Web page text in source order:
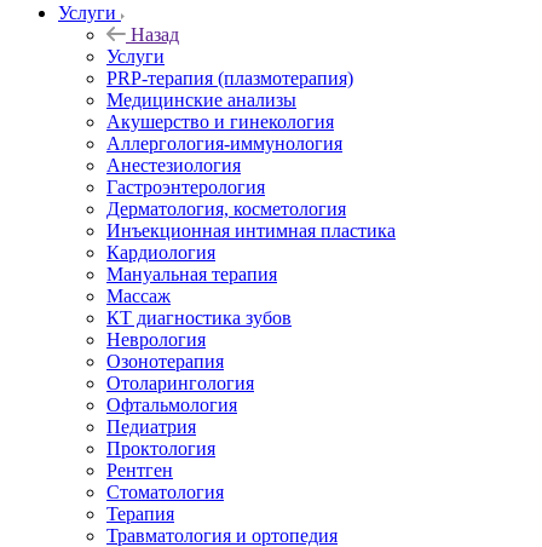
Услуги
Назад
Услуги
PRP-терапия (плазмотерапия)
Медицинские анализы
Акушерство и гинекология
Аллергология-иммунология
Анестезиология
Гастроэнтерология
Дерматология, косметология
Инъекционная интимная пластика
Кардиология
Мануальная терапия
Массаж
КТ диагностика зубов
Неврология
Озонотерапия
Отоларингология
Офтальмология
Педиатрия
Проктология
Рентген
Стоматология
Терапия
Травматология и ортопедия